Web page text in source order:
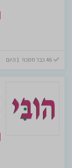
46 כבר חסכו! 1 היום